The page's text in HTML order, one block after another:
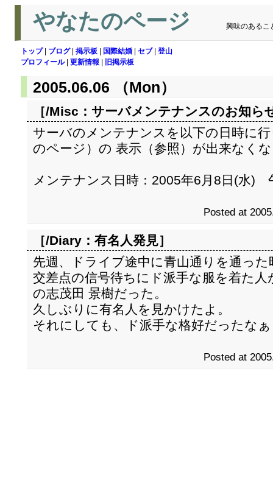
やなたのページ 興味のあるこ
トップ| ブログ| 掲示板 国際結婚 セブ| 登山
プロフィール| 更新情報 旧掲示板
2005.06.06 （Mon）
［/Misc： サーバメンテナンスのお知ら
サーバのメンテナンスを以下の日時に
のページ）の 表示（参照）が出来なく
メンテナンス日時：2005年6月8日(水)
Posted at
［/Diary： 有名人発見］
先週、ドライブ途中に青山通りを通った
交差点の信号待ちにド派手な服を着た
の志茂田 景樹だった。
久しぶりに有名人を見かけたよ。
それにしても、ド派手な格好だったな
Posted at